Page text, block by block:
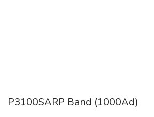
P3100SARP Band (1000Ad)